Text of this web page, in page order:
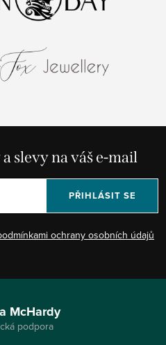
slevy na váš e-mail
ochrany osobních údajů
PŘIHLÁSIT SE
McHardy